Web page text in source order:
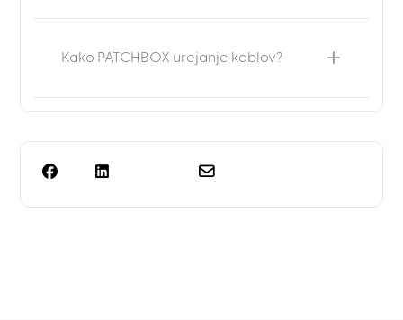
Kako PATCHBOX urejanje kablov?